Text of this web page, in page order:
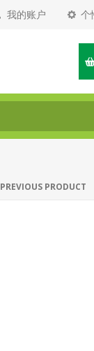
个
我的账户
PREVIOUS PRODUCT